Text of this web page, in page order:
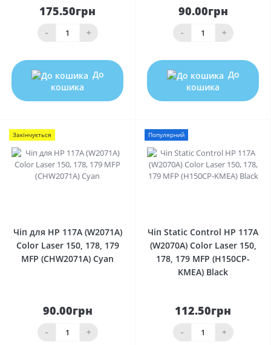
175.50грн
- +
До
кошика
90.00грн
- +
До
кошика
Закінчується
Чіп для HP 117A (W2071A)
Color Laser 150, 178, 179
MFP (CHW2071A) Cyan
90.00грн
- +
Популярний
Чіп Static Control HP 117A
(W2070A) Color Laser 150,
178, 179 MFP (H150CP-
KMEA) Black
112.50грн
- +